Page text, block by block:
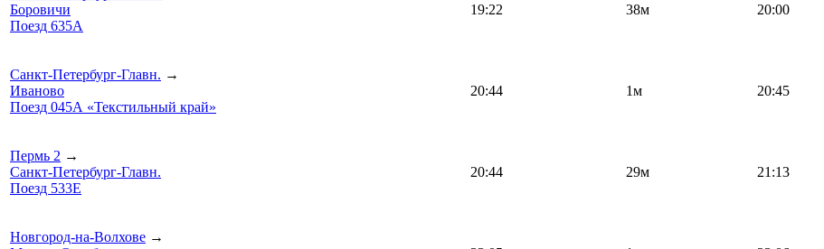
Боровичи
Поезд 635А
19:22 38м 20:00
Санкт-Петербург-Главн. →
Иваново
Поезд 045А «Текстильный край»
20:44 1м 20:45
Пермь 2 →
Санкт-Петербург-Главн.
Поезд 533Е
20:44 29м 21:13
Новгород-на-Волхове →